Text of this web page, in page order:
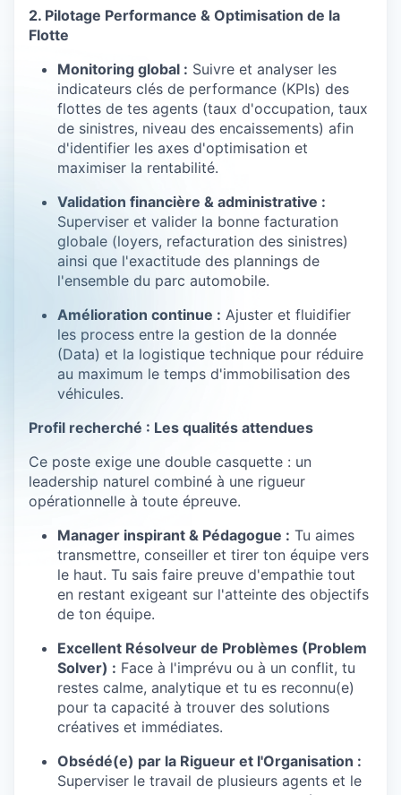
2. Pilotage Performance & Optimisation de la
Flotte
Monitoring global : Suivre et analyser les
indicateurs clés de performance (KPIs) des
flottes de tes agents (taux d'occupation, taux
de sinistres, niveau des encaissements) afin
d'identifier les axes d'optimisation et
maximiser la rentabilité.
Validation financière & administrative :
Superviser et valider la bonne facturation
globale (loyers, refacturation des sinistres)
ainsi que l'exactitude des plannings de
l'ensemble du parc automobile.
Amélioration continue : Ajuster et fluidifier
les process entre la gestion de la donnée
(Data) et la logistique technique pour réduire
au maximum le temps d'immobilisation des
véhicules.
Profil recherché : Les qualités attendues
Ce poste exige une double casquette : un
leadership naturel combiné à une rigueur
opérationnelle à toute épreuve.
Manager inspirant & Pédagogue : Tu aimes
transmettre, conseiller et tirer ton équipe vers
le haut. Tu sais faire preuve d'empathie tout
en restant exigeant sur l'atteinte des objectifs
de ton équipe.
Excellent Résolveur de Problèmes (Problem
Solver) : Face à l'imprévu ou à un conflit, tu
restes calme, analytique et tu es reconnu(e)
pour ta capacité à trouver des solutions
créatives et immédiates.
Obsédé(e) par la Rigueur et l'Organisation :
Superviser le travail de plusieurs agents et le